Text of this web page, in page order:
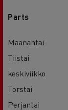
Parts
Maanantai
Tiistai
keskiviikko
Torstai
Perjantai